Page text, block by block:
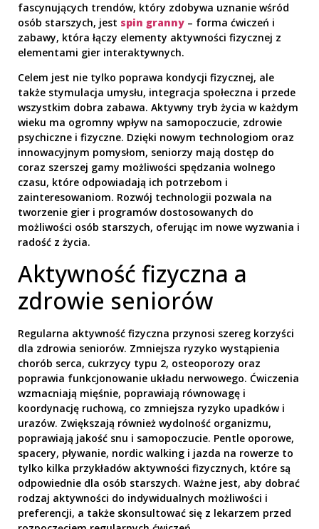
fascynujących trendów, który zdobywa uznanie wśród
osób starszych, jest spin granny – forma ćwiczeń i
zabawy, która łączy elementy aktywności fizycznej z
elementami gier interaktywnych.
Celem jest nie tylko poprawa kondycji fizycznej, ale
także stymulacja umysłu, integracja społeczna i przede
wszystkim dobra zabawa. Aktywny tryb życia w każdym
wieku ma ogromny wpływ na samopoczucie, zdrowie
psychiczne i fizyczne. Dzięki nowym technologiom oraz
innowacyjnym pomysłom, seniorzy mają dostęp do
coraz szerszej gamy możliwości spędzania wolnego
czasu, które odpowiadają ich potrzebom i
zainteresowaniom. Rozwój technologii pozwala na
tworzenie gier i programów dostosowanych do
możliwości osób starszych, oferując im nowe wyzwania i
radość z życia.
Aktywność fizyczna a
zdrowie seniorów
Regularna aktywność fizyczna przynosi szereg korzyści
dla zdrowia seniorów. Zmniejsza ryzyko wystąpienia
chorób serca, cukrzycy typu 2, osteoporozy oraz
poprawia funkcjonowanie układu nerwowego. Ćwiczenia
wzmacniają mięśnie, poprawiają równowagę i
koordynację ruchową, co zmniejsza ryzyko upadków i
urazów. Zwiększają również wydolność organizmu,
poprawiają jakość snu i samopoczucie. Pentle oporowe,
spacery, pływanie, nordic walking i jazda na rowerze to
tylko kilka przykładów aktywności fizycznych, które są
odpowiednie dla osób starszych. Ważne jest, aby dobrać
rodzaj aktywności do indywidualnych możliwości i
preferencji, a także skonsultować się z lekarzem przed